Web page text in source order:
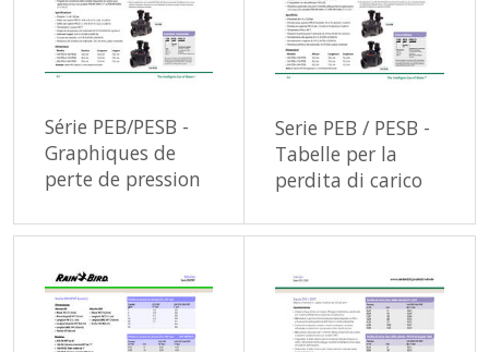
Série PEB/PESB -
Graphiques de
perte de pression
Serie PEB / PESB -
Tabelle per la
perdita di carico